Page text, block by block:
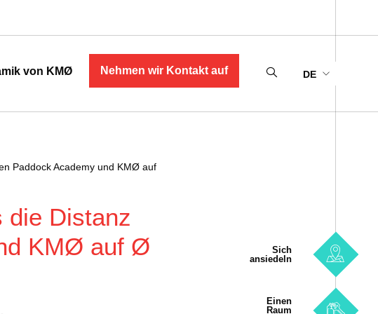
von KMØ Nehmen wir Kontakt auf DE
Paddock Academy und KMØ auf
die Distanz
KMØ auf Ø
Sich
ansiedeln
Einen
Raum